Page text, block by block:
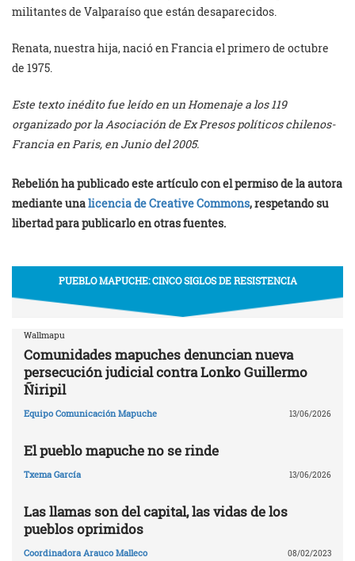
militantes de Valparaíso que están desaparecidos.
Renata, nuestra hija, nació en Francia el primero de octubre
de 1975.
Este texto inédito fue leído en un Homenaje a los 119
organizado por la Asociación de Ex Presos políticos chilenos-
Francia en Paris, en Junio del 2005.
Rebelión ha publicado este artículo con el permiso de la autora
mediante unalicencia de Creative Commons, respetando su
libertad para publicarlo en otras fuentes.
PUEBLO MAPUCHE: CINCO SIGLOS DE RESISTENCIA
Wallmapu
Comunidades mapuches denuncian nueva
persecución judicial contra Lonko Guillermo
Ñiripil
Equipo Comunicación Mapuche 13/06/2026
El pueblo mapuche no se rinde
Txema García 13/06/2026
Las llamas son del capital, las vidas de los
pueblos oprimidos
Coordinadora Arauco Malleco 08/02/2023